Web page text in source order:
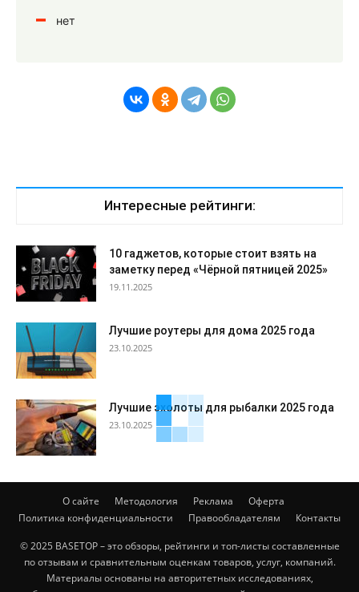
нет
Интересные рейтинги:
10 гаджетов, которые стоит взять на
заметку перед «Чёрной пятницей 2025»
19.11.2025
Лучшие роутеры для дома 2025 года
23.10.2025
Лучшие эхолоты для рыбалки 2025 года
23.10.2025
О сайте Методология Реклама
Оферта
Политика конфиденциальности
Правообладателям Контакты
© 2025 BASETOP – это обзоры, рейтинги и топ-листы составленные
по отзывам и сравнительным оценкам товаров, услуг, компаний.
Материалы основаны на авторитетных исследованиях,